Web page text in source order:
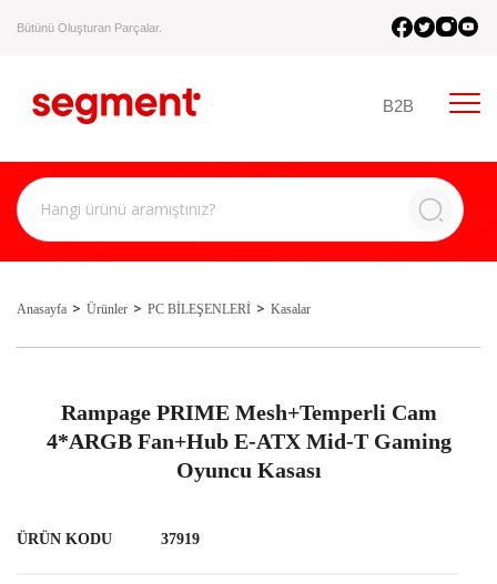
Bütünü Oluşturan Parçalar.
B2B
Anasayfa Ürünler PC BİLEŞENLERİ Kasalar
Rampage PRIME Mesh+Temperli Cam
4*ARGB Fan+Hub E-ATX Mid-T Gaming
Oyuncu Kasası
ÜRÜN KODU 37919